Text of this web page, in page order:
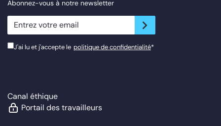
Abonnez-vous à notre newsletter
newsletter.suscribe
J'ai lu et j'accepte le politique de confidentialité*
Canal éthique
Portail des travailleurs